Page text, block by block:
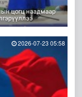
цогц наадмаар
2026-07-23 05:58